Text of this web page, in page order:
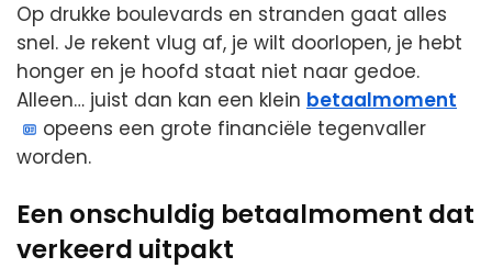
Op drukke boulevards en stranden gaat alles
snel. Je rekent vlug af, je wilt doorlopen, je hebt
honger en je hoofd staat niet naar gedoe.
Alleen… juist dan kan een klein betaalmoment
opeens een grote financiële tegenvaller
worden.
Een onschuldig betaalmoment dat
verkeerd uitpakt